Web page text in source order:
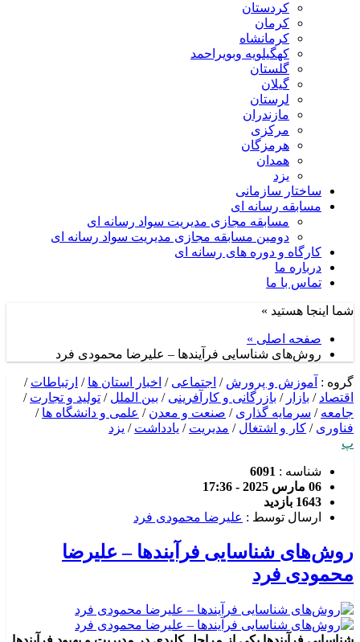
کردستان
کرمان
کرمانشاه
کهگیلویه وبویراحمد
گلستان
گیلان
لرستان
مازندران
مرکزی
هرمزگان
همدان
یزد
ساختار سازمانی
مسابقه رسانه ای
مسابقه مجازی مدیریت سواد رسانه ای
دومین مسابقه مجازی مدیریت سواد رسانه ای
کارگاه و دوره های رسانه ای
درباره ما
تماس با ما
شما اینجا هستید »
صفحه اصلی »
روش‌های شناسایی فرآیندها – علیرضا محمودی فرد
گروه : آموزش و پرورش / اجتماعی / اخبار استان ها / ارتباطات /
اقتصاد / بازار / بازرگانی و کارآفرینی / بین الملل / تولید و تجارت /
جامعه / سرمایه گذاری / صنعت و معدن / علمی و دانشگاه ها /
فناوری / کار و اشتغال / مدیریت / یادداشت / یزد
پ
شناسه : 6091
06 مارس 2025 - 17:36
1643 بازدید
ارسال توسط : علیرضا محمودی فرد
روش‌های شناسایی فرآیندها – علیرضا
محمودی فرد